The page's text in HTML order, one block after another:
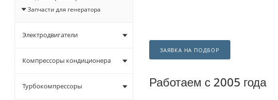
ЗАЯВКА НА ПОДБОР
Работаем с 2005 года
Запчасти для генератора
Электродвигатели
Компрессоры кондиционера
Турбокомпрессоры